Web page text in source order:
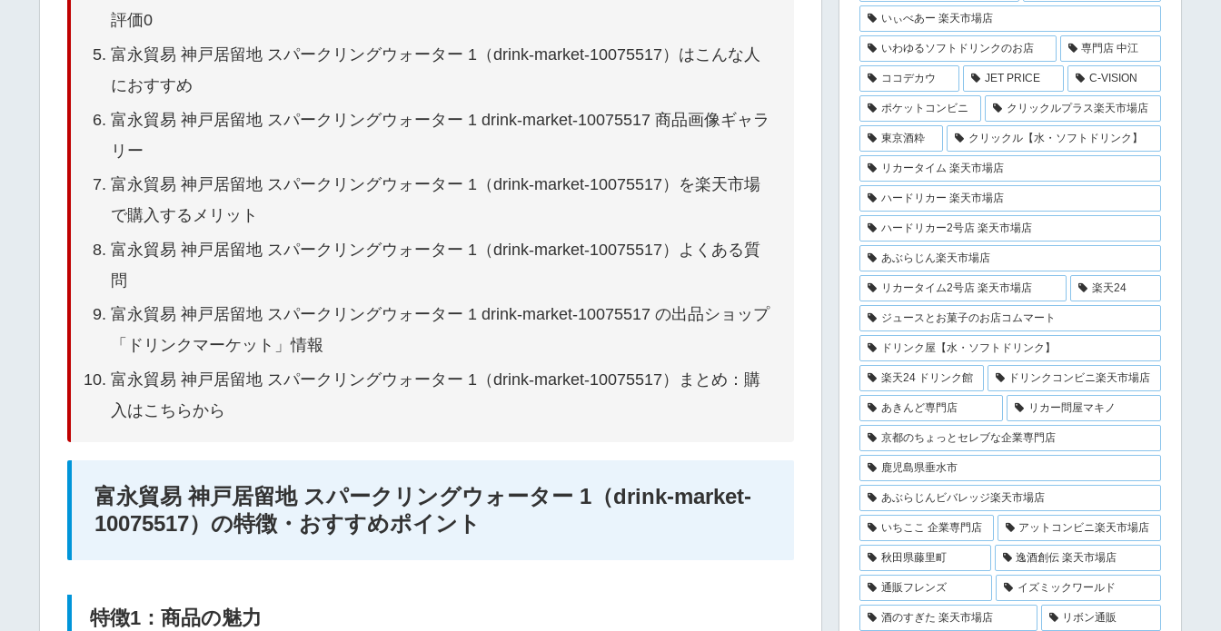
評価0
富永貿易 神戸居留地 スパークリングウォーター 1（drink-market-10075517）はこんな人
におすすめ
富永貿易 神戸居留地 スパークリングウォーター 1 drink-market-10075517 商品画像ギャラ
リー
富永貿易 神戸居留地 スパークリングウォーター 1（drink-market-10075517）を楽天市場
で購入するメリット
富永貿易 神戸居留地 スパークリングウォーター 1（drink-market-10075517）よくある質
問
富永貿易 神戸居留地 スパークリングウォーター 1 drink-market-10075517 の出品ショップ
「ドリンクマーケット」情報
富永貿易 神戸居留地 スパークリングウォーター 1（drink-market-10075517）まとめ：購
入はこちらから
富永貿易 神戸居留地 スパークリングウォーター 1（drink-market-
10075517）の特徴・おすすめポイント
特徴1：商品の魅力
いぃべあー 楽天市場店
いわゆるソフトドリンクのお店 専門店 中江
ココデカウ JET PRICE C-VISION
ポケットコンビニ クリックルプラス楽天市場店
東京酒粋 クリックル【水・ソフトドリンク】
リカータイム 楽天市場店
ハードリカー 楽天市場店
ハードリカー2号店 楽天市場店
あぶらじん楽天市場店
リカータイム2号店 楽天市場店 楽天24
ジュースとお菓子のお店コムマート
ドリンク屋【水・ソフトドリンク】
楽天24 ドリンク館 ドリンクコンビニ楽天市場店
あきんど専門店 リカー問屋マキノ
京都のちょっとセレブな企業専門店
鹿児島県垂水市
あぶらじんビバレッジ楽天市場店
いちここ 企業専門店 アットコンビニ楽天市場店
秋田県藤里町 逸酒創伝 楽天市場店
通販フレンズ イズミックワールド
酒のすぎた 楽天市場店 リボン通販